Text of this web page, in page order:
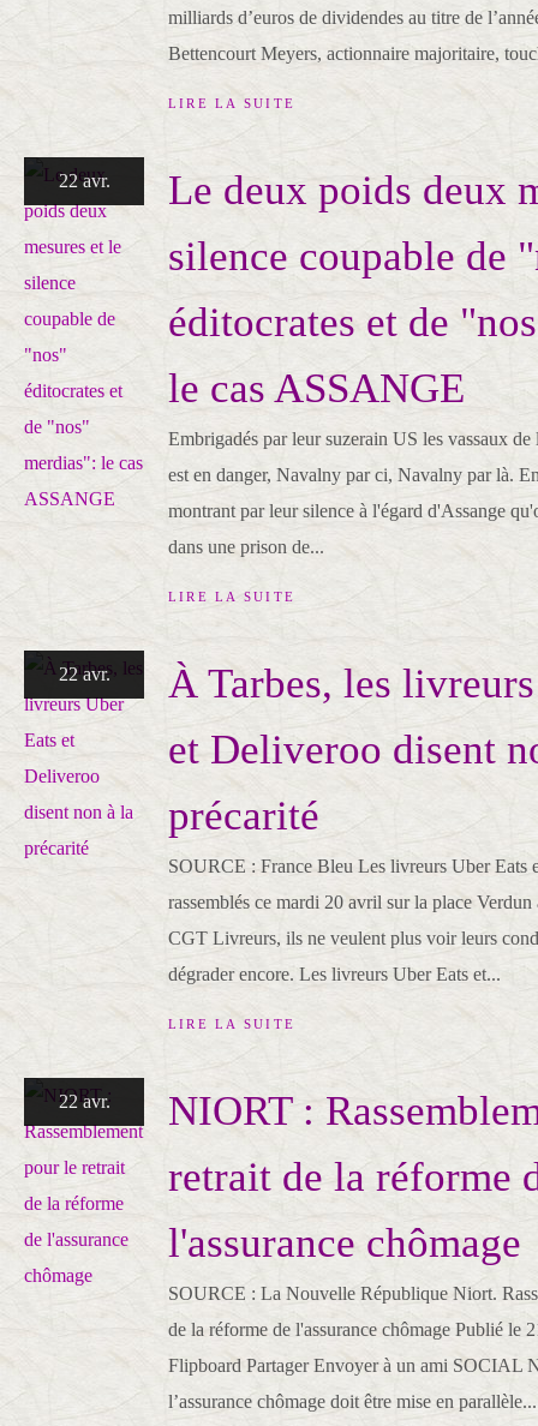
milliards d’euros de dividendes au titre de
Bettencourt Meyers, actionnaire majoritaire,
LIRE LA SUITE
22 avr.
Le deux poids deux
silence coupable de
éditocrates et de
le cas ASSANGE
Embrigadés par leur suzerain US les vassaux
est en danger, Navalny par ci, Navalny par là.
montrant par leur silence à l'égard d'Assange
dans une prison de...
LIRE LA SUITE
22 avr.
À Tarbes, les
et Deliveroo disent
précarité
SOURCE : France Bleu Les livreurs Uber Eats
rassemblés ce mardi 20 avril sur la place
CGT Livreurs, ils ne veulent plus voir leurs
dégrader encore. Les livreurs Uber Eats et...
LIRE LA SUITE
22 avr.
NIORT :
retrait de la réforme
l'assurance chômage
SOURCE : La Nouvelle République Niort.
de la réforme de l'assurance chômage Publié le
Flipboard Partager Envoyer à un ami SOCIAL
l’assurance chômage doit être mise en parallèle...